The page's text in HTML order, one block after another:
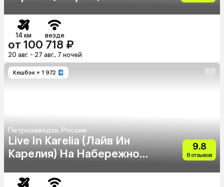
14 км везде
от 100 718 ₽
20 авг. - 27 авг., 7 ночей
Кешбэк + 1 972
Петрозаводск, Россия
Live In Karelia (Лайв Ин
Карелия) На Набережной
9.8
8 отзывов